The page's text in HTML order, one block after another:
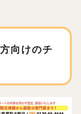
向けのチ